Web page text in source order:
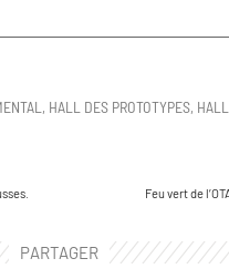
, HALL DES PROTOTYPES,
Feu vert de
PARTAGER